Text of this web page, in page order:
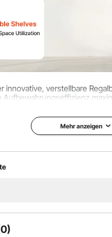
innovative, verstellbare
Aufbewahrungseffizienz
Mehr anzeigen